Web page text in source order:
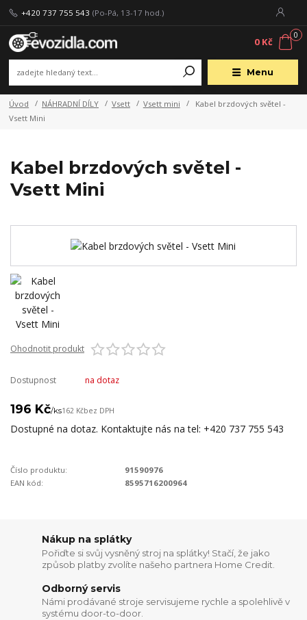
Menu
+420 737 755 543 (Po-Pá, 13-17 hod.)
0
0 Kč
Úvod NÁHRADNÍ DÍLY Vsett Vsett mini
Kabel brzdových světel -
Vsett Mini
Kabel brzdových světel -
Vsett Mini
Ohodnotit produkt
Dostupnost na dotaz
196 Kč/ks162 Kčbez DPH
Dostupné na dotaz. Kontaktujte nás na tel: +420 737 755 543
Číslo produktu:
91590976
EAN kód:
8595716200964
Nákup na splátky
Pořiďte si svůj vysněný stroj na splátky! Stačí, že jako
způsob platby zvolíte našeho partnera Home Credit.
Odborný servis
Námi prodávané stroje servisujeme rychle a spolehlivě v
systému door-to-door.